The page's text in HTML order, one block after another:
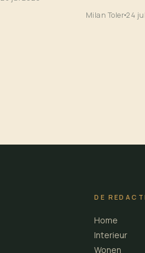
Milan Toler24
DE
Home
Interieur
Wonen